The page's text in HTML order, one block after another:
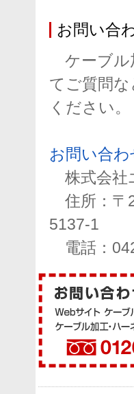
お問い合
ケーブル
てご質問
ください。
お問い合わ
株式会社
住所：〒
5137-1
電話：